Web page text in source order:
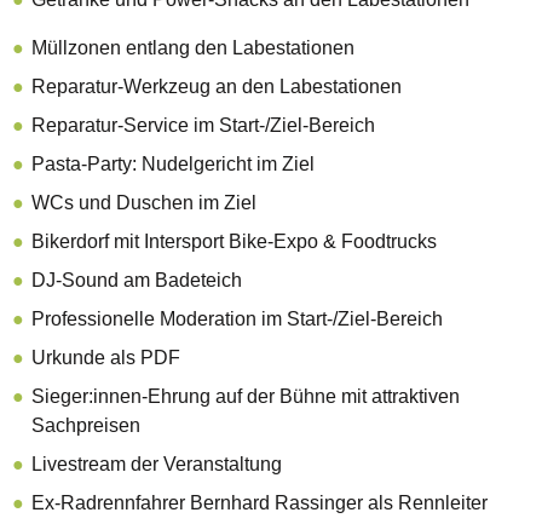
Müllzonen entlang den Labestationen
Reparatur-Werkzeug an den Labestationen
Reparatur-Service im Start-/Ziel-Bereich
Pasta-Party: Nudelgericht im Ziel
WCs und Duschen im Ziel
Bikerdorf mit Intersport Bike-Expo & Foodtrucks
DJ-Sound am Badeteich
Professionelle Moderation im Start-/Ziel-Bereich
Urkunde als PDF
Sieger:innen-Ehrung auf der Bühne mit attraktiven
Sachpreisen
Livestream der Veranstaltung
Ex-Radrennfahrer Bernhard Rassinger als Rennleiter